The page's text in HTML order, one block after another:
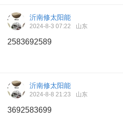
沂南修太阳能
2024-8-3 07:22 山东
2583692589
沂南修太阳能
2024-8-8 21:23 山东
3692583699